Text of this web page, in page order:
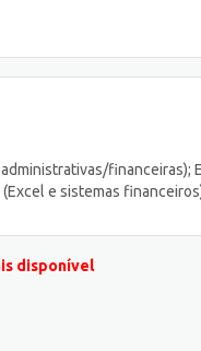
financeiras);
e sistemas
disponível